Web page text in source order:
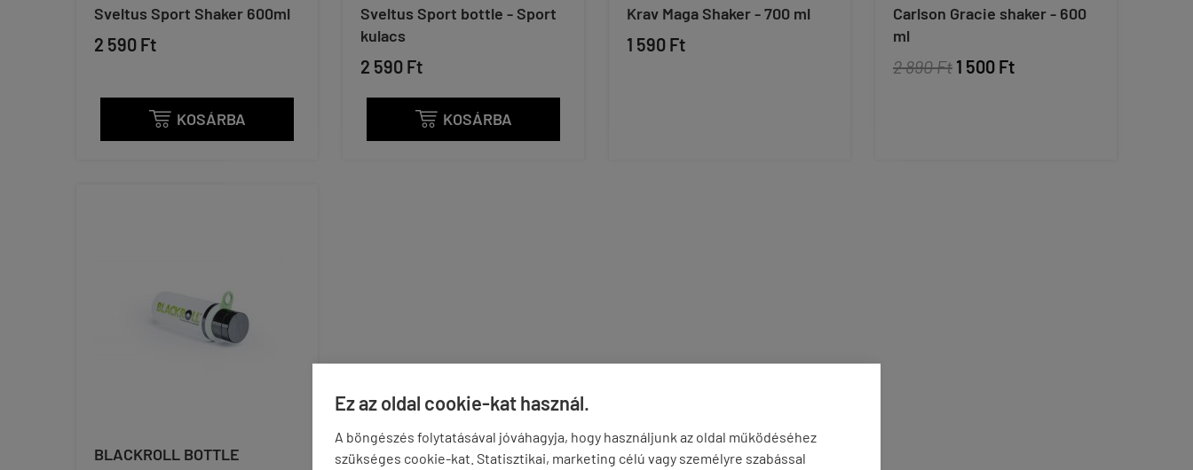
Ez az oldal cookie-kat használ.
A böngészés folytatásával jóváhagyja, hogy használjunk az oldal működéséhez
szükséges cookie-kat. Statisztikai, marketing célú vagy személyre szabással
Sveltus Sport Shaker 600ml
2 590 Ft
 KOSÁRBA
Sveltus Sport bottle - Sport
kulacs
2 590 Ft
 KOSÁRBA
Krav Maga Shaker - 700 ml
1 590 Ft
Carlson Gracie shaker - 600
ml
2 890 Ft 1 500 Ft
BLACKROLL BOTTLE